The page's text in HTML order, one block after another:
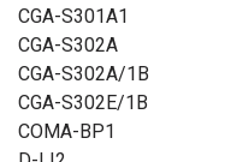
CGA-S301A1
CGA-S302A
CGA-S302A/1B
CGA-S302E/1B
COMA-BP1